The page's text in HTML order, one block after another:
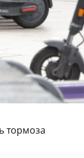
тормоза